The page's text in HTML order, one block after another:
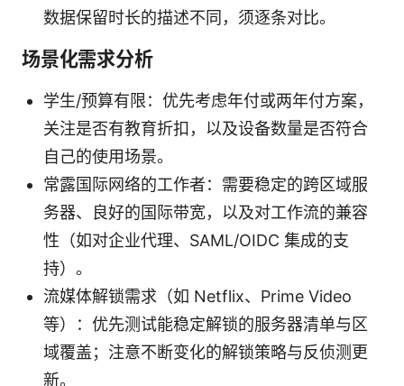
数据保留时长的描述不同，须逐条对比。
场景化需求分析
学生/预算有限：优先考虑年付或两年付方案，
关注是否有教育折扣，以及设备数量是否符合
自己的使用场景。
常露国际网络的工作者：需要稳定的跨区域服
务器、良好的国际带宽，以及对工作流的兼容
性（如对企业代理、SAML/OIDC 集成的支
持）。
流媒体解锁需求（如 Netflix、Prime Video
等）：优先测试能稳定解锁的服务器清单与区
域覆盖；注意不断变化的解锁策略与反侦测更
新。